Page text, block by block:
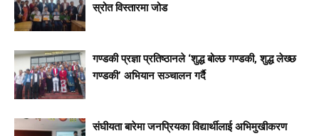
स्रोत विस्तारमा जोड
गण्डकी प्रज्ञा प्रतिष्ठानले ‘शुद्ध बोल्छ गण्डकी, शुद्ध लेख्छ
गण्डकी’ अभियान सञ्चालन गर्दै
संघीयता बारेमा जनप्रियका विद्यार्थीलाई अभिमुखीकरण